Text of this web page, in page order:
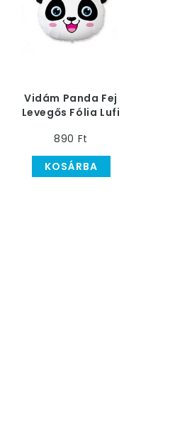
Vidám Panda Fej
Levegős Fólia Lufi
890 Ft
KOSÁRBA